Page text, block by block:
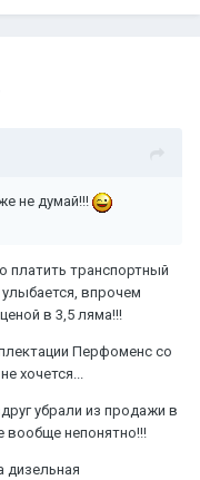
не думай!!!
платить транспортный
улыбается, впрочем
в 3,5 ляма!!!
Перфоменс со
хочется...
убрали из продажи в
вообще непонятно!!!
дизельная